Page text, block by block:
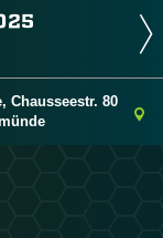
Chausseestr. 80